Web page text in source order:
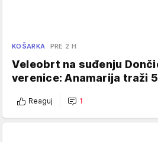
KOŠARKA PRE 2 H
Veleobrt na suđenju
verenice: Anamarija traži
Reaguj 1